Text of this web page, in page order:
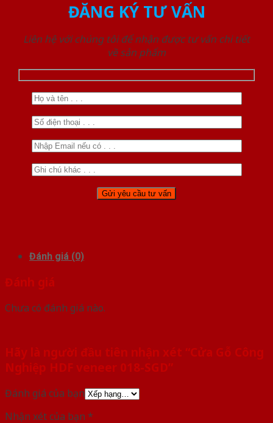
ĐĂNG KÝ TƯ VẤN
Liên hệ với chúng tôi để nhận được tư vấn chi tiết
về sản phẩm
Đánh giá (0)
Đánh giá
Chưa có đánh giá nào.
Hãy là người đầu tiên nhận xét “Cửa Gỗ Công
Nghiệp HDF veneer 018-SGD”
Đánh giá của bạn
Nhận xét của bạn *